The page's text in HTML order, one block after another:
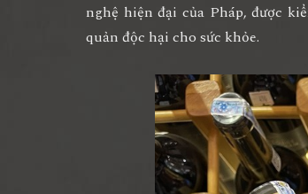
nghệ hiện đại của Pháp, được
quản độc hại cho sức khỏe.